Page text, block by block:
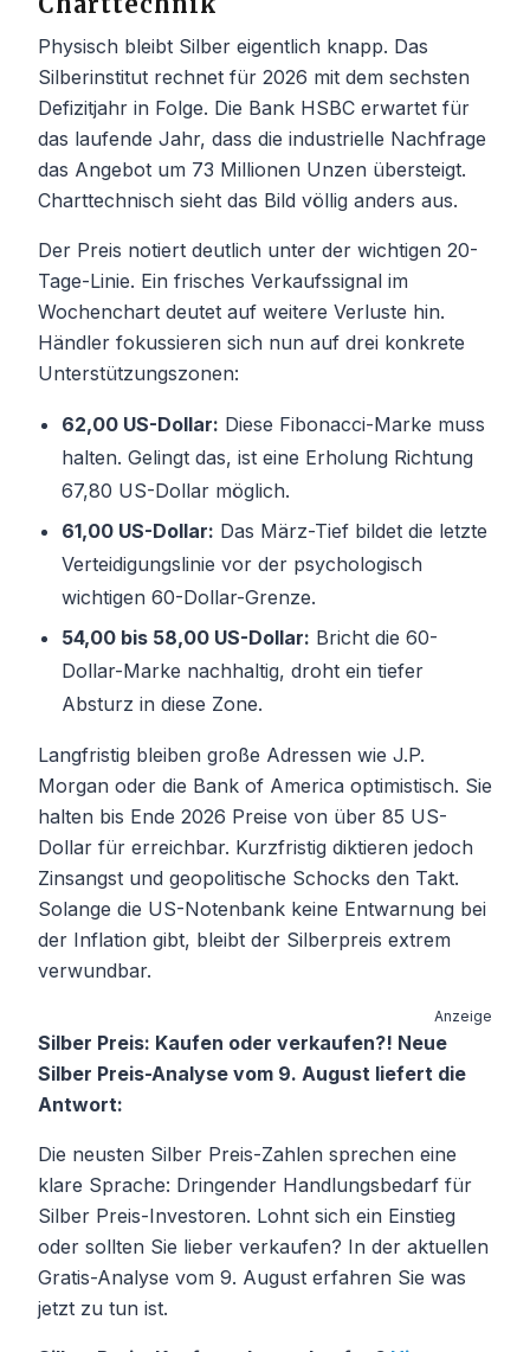
Physisch bleibt Silber eigentlich knapp. Das
Silberinstitut rechnet für 2026 mit dem sechsten
Defizitjahr in Folge. Die Bank HSBC erwartet für
das laufende Jahr, dass die industrielle Nachfrage
das Angebot um 73 Millionen Unzen übersteigt.
Charttechnisch sieht das Bild völlig anders aus.
Der Preis notiert deutlich unter der wichtigen 20-
Tage-Linie. Ein frisches Verkaufssignal im
Wochenchart deutet auf weitere Verluste hin.
Händler fokussieren sich nun auf drei konkrete
Unterstützungszonen:
62,00 US-Dollar: Diese Fibonacci-Marke muss
halten. Gelingt das, ist eine Erholung Richtung
67,80 US-Dollar möglich.
61,00 US-Dollar: Das März-Tief bildet die letzte
Verteidigungslinie vor der psychologisch
wichtigen 60-Dollar-Grenze.
54,00 bis 58,00 US-Dollar: Bricht die 60-
Dollar-Marke nachhaltig, droht ein tiefer
Absturz in diese Zone.
Langfristig bleiben große Adressen wie J.P.
Morgan oder die Bank of America optimistisch. Sie
halten bis Ende 2026 Preise von über 85 US-
Dollar für erreichbar. Kurzfristig diktieren jedoch
Zinsangst und geopolitische Schocks den Takt.
Solange die US-Notenbank keine Entwarnung bei
der Inflation gibt, bleibt der Silberpreis extrem
verwundbar.
Anzeige
Silber Preis: Kaufen oder verkaufen?! Neue
Silber Preis-Analyse vom 9. August liefert die
Antwort:
Die neusten Silber Preis-Zahlen sprechen eine
klare Sprache: Dringender Handlungsbedarf für
Silber Preis-Investoren. Lohnt sich ein Einstieg
oder sollten Sie lieber verkaufen? In der aktuellen
Gratis-Analyse vom 9. August erfahren Sie was
jetzt zu tun ist.